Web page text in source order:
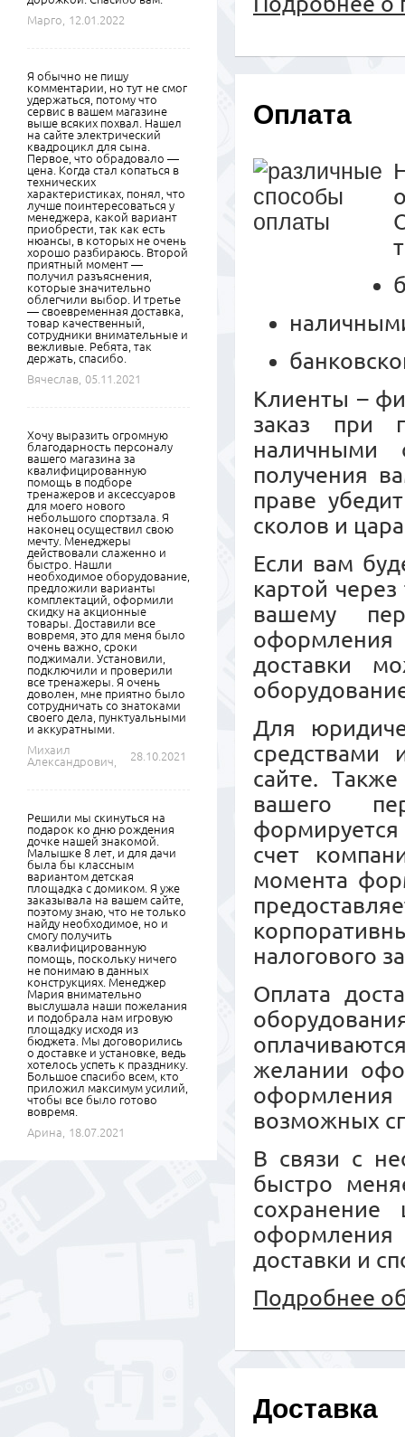
Оплата
Клиенты –
заказ при
наличными
получения
праве
сколов и
Если вам
картой
вашему
доставки
Для
средствами
сайте.
вашего
счет
момента
налогового
Оплата
желании
возможных
В связи с
быстро
доставки и
Подробнее
Доставка
Марго,
12.01.2022
Я обычно не пишу
комментарии, но тут не смог
удержаться, потому что
сервис в вашем магазине
выше всяких похвал. Нашел
на сайте электрический
квадроцикл для сына.
Первое, что обрадовало —
цена. Когда стал копаться в
технических
характеристиках, понял, что
лучше поинтересоваться у
менеджера, какой вариант
приобрести, так как есть
нюансы, в которых не очень
хорошо разбираюсь. Второй
приятный момент —
получил разъяснения,
которые значительно
облегчили выбор. И третье
— своевременная доставка,
товар качественный,
сотрудники внимательные и
вежливые. Ребята, так
держать, спасибо.
Вячеслав, 05.11.2021
Хочу выразить огромную
благодарность персоналу
вашего магазина за
квалифицированную
помощь в подборе
тренажеров и аксессуаров
для моего нового
небольшого спортзала. Я
наконец осуществил свою
мечту. Менеджеры
действовали слаженно и
быстро. Нашли
необходимое оборудование,
предложили варианты
комплектаций, оформили
скидку на акционные
товары. Доставили все
вовремя, это для меня было
очень важно, сроки
поджимали. Установили,
подключили и проверили
все тренажеры. Я очень
доволен, мне приятно было
сотрудничать со знатоками
своего дела, пунктуальными
и аккуратными.
Михаил
Александрович,
28.10.2021
Решили мы скинуться на
подарок ко дню рождения
дочке нашей знакомой.
Малышке 8 лет, и для дачи
была бы классным
вариантом детская
площадка с домиком. Я уже
заказывала на вашем сайте,
поэтому знаю, что не только
найду необходимое, но и
смогу получить
квалифицированную
помощь, поскольку ничего
не понимаю в данных
конструкциях. Менеджер
Мария внимательно
выслушала наши пожелания
и подобрала нам игровую
площадку исходя из
бюджета. Мы договорились
о доставке и установке, ведь
хотелось успеть к празднику.
Большое спасибо всем, кто
приложил максимум усилий,
чтобы все было готово
вовремя.
Арина,
18.07.2021